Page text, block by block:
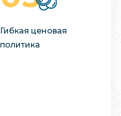
Гибкая ценовая
политика